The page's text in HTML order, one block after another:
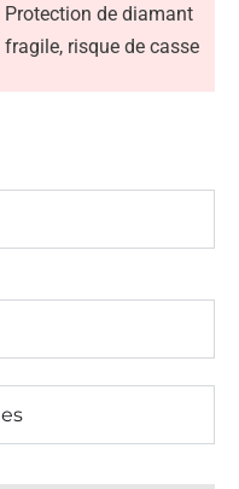
Protection de diamant
fragile, risque de casse